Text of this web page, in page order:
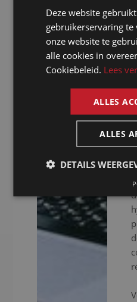
Deze website
gebruikerservaring
onze website te
alle cookies in
Cookiebeleid. Lees
ALLES
ALLES
DETAILS